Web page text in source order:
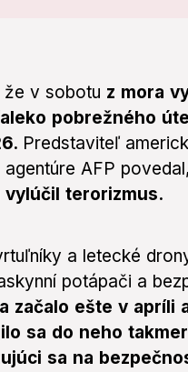
že v sobotu z mora
pobrežného
Predstaviteľ
AFP
terorizmus.
a letecké
potápači a
začalo ešte v apríli
sa do neho
sa na